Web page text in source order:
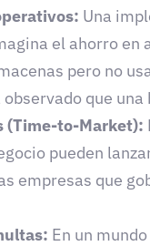
Una
el ahorro
pero no
que
(Time-to-Market):
pueden
empresas que
En un